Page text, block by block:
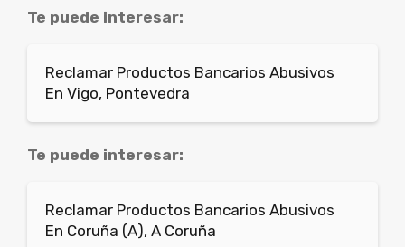
Te puede interesar:
Reclamar Productos Bancarios Abusivos
En Vigo, Pontevedra
Te puede interesar:
Reclamar Productos Bancarios Abusivos
En Coruña (A), A Coruña